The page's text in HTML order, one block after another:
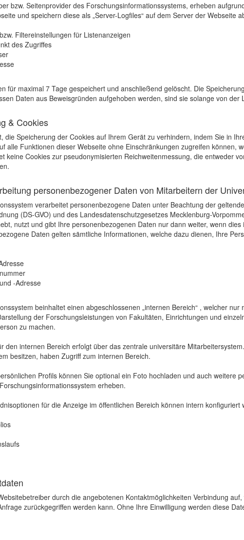
bzw. Seitenprovider des Forschungsinformationssystems, erheben
und speichern diese als „Server-Logfiles“ auf dem Server der Webseite
Filtereinstellungen für Listenanzeigen
des Zugriffes
für maximal 7 Tage gespeichert und anschließend gelöscht. Die
Daten aus Beweisgründen aufgehoben werden, sind sie solange von
& Cookies
die Speicherung der Cookies auf Ihrem Gerät zu verhindern, indem Sie in
alle Funktionen dieser Webseite ohne Einschränkungen zugreifen können,
keine Cookies zur pseudonymisierten Reichweitenmessung, die entweder
personenbezogener Daten von Mitarbeitern der
verarbeitet personenbezogene Daten unter Beachtung der
(DS-GVO) und des Landesdatenschutzgesetzes Mecklenburg-
nutzt und gibt Ihre personenbezogenen Daten nur dann weiter, wenn
Daten gelten sämtliche Informationen, welche dazu dienen, Ihre
-Adresse
beinhaltet einen abgeschlossenen „internen Bereich“ , welcher
der Forschungsleistungen von Fakultäten, Einrichtungen und
zu machen.
den internen Bereich erfolgt über das zentrale universitäre
besitzen, haben Zugriff zum internen Bereich.
Profils können Sie optional ein Foto hochladen und auch weitere
erheben.
für die Anzeige im öffentlichen Bereich können intern konfiguriert
durch die angebotenen Kontaktmöglichkeiten Verbindung
zurückgegriffen werden kann. Ohne Ihre Einwilligung werden diese